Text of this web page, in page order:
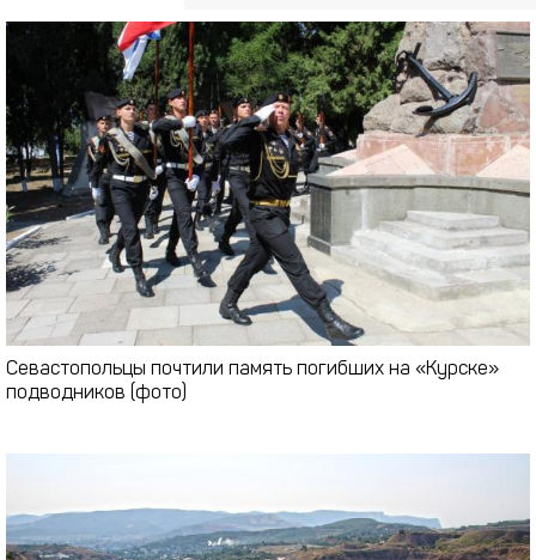
Севастопольцы почтили память погибших на «Курске»
подводников (фото)